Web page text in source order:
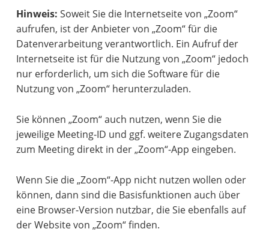
Hinweis: Soweit Sie die Internetseite von „Zoom“
aufrufen, ist der Anbieter von „Zoom“ für die
Datenverarbeitung verantwortlich. Ein Aufruf der
Internetseite ist für die Nutzung von „Zoom“ jedoch
nur erforderlich, um sich die Software für die
Nutzung von „Zoom“ herunterzuladen.
Sie können „Zoom“ auch nutzen, wenn Sie die
jeweilige Meeting-ID und ggf. weitere Zugangsdaten
zum Meeting direkt in der „Zoom“-App eingeben.
Wenn Sie die „Zoom“-App nicht nutzen wollen oder
können, dann sind die Basisfunktionen auch über
eine Browser-Version nutzbar, die Sie ebenfalls auf
der Website von „Zoom“ finden.